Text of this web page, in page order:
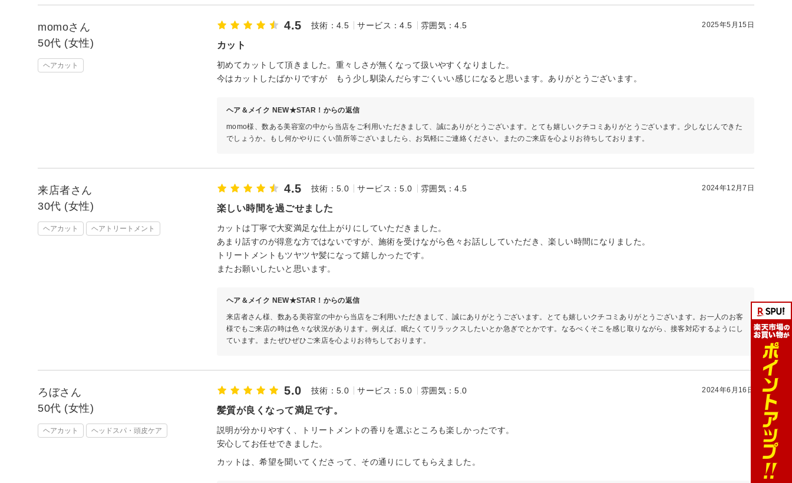
momoさん
50代 (女性)
ヘアカット
4.5 技術：4.5 サービス：4.5 雰囲気：4.5 2025年5月15日
カット
初めてカットして頂きました。重々しさが無くなって扱いやすくなりました。
今はカットしたばかりですが もう少し馴染んだらすごくいい感じになると思います。ありがとうございます。
ヘア＆メイク NEW★STAR！からの返信
momo様、数ある美容室の中から当店をご利用いただきまして、誠にありがとうございます。とても嬉しいクチコミありがとうございます。少しなじんできた
でしょうか。もし何かやりにくい箇所等ございましたら、お気軽にご連絡ください。またのご来店を心よりお待ちしております。
来店者さん
30代 (女性)
ヘアカット ヘアトリートメント
4.5 技術：5.0 サービス：5.0 雰囲気：4.5 2024年12月7日
楽しい時間を過ごせました
カットは丁寧で大変満足な仕上がりにしていただきました。
あまり話すのが得意な方ではないですが、施術を受けながら色々お話ししていただき、楽しい時間になりました。
トリートメントもツヤツヤ髪になって嬉しかったです。
またお願いしたいと思います。
ヘア＆メイク NEW★STAR！からの返信
来店者さん様、数ある美容室の中から当店をご利用いただきまして、誠にありがとうございます。とても嬉しいクチコミありがとうございます。お一人のお客
様でもご来店の時は色々な状況があります。例えば、眠たくてリラックスしたいとか急ぎでとかです。なるべくそこを感じ取りながら、接客対応するようにし
ています。またぜひぜひご来店を心よりお待ちしております。
ろぼさん
50代 (女性)
ヘアカット ヘッドスパ・頭皮ケア
5.0 技術：5.0 サービス：5.0 雰囲気：5.0 2024年6月16日
髪質が良くなって満足です。
説明が分かりやすく、トリートメントの香りを選ぶところも楽しかったです。
安心してお任せできました。
カットは、希望を聞いてくださって、その通りにしてもらえました。